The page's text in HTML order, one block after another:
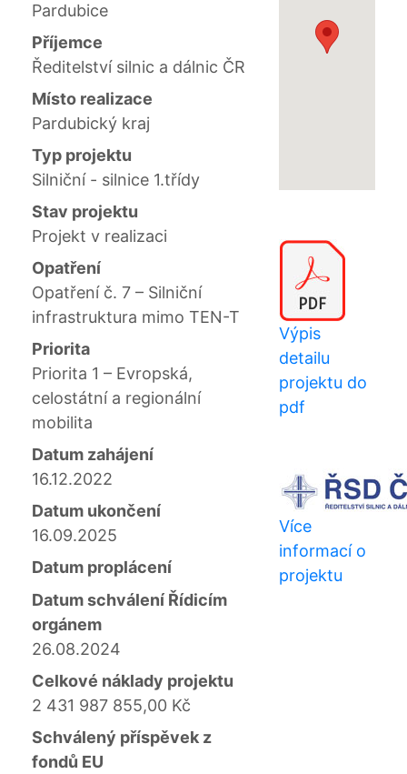
Pardubice
Příjemce
Ředitelství silnic a dálnic ČR
Místo realizace
Pardubický kraj
Typ projektu
Silniční - silnice 1.třídy
Stav projektu
Projekt v realizaci
Opatření
Opatření č. 7 – Silniční
infrastruktura mimo TEN-T
Priorita
Priorita 1 – Evropská,
celostátní a regionální
mobilita
Datum zahájení
16.12.2022
Datum ukončení
16.09.2025
Datum proplácení
Datum schválení Řídicím
orgánem
26.08.2024
Celkové náklady projektu
2 431 987 855,00 Kč
Schválený příspěvek z
fondů EU
Výpis
detailu
projektu do
pdf
Více
informací o
projektu